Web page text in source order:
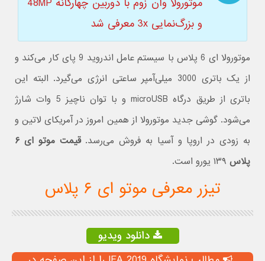
موتورولا وان زوم با دوربین چهارگانه 48MP
و بزرگ‌نمایی 3x معرفی شد
موتورولا ای 6 پلاس با سیستم عامل اندروید 9 پای کار می‌کند و
از یک باتری 3000 میلی‌آمپر ساعتی انرژی می‌گیرد. البته این
باتری از طریق درگاه microUSB و با توان ناچیز 5 وات شارژ
می‌شود. گوشی جدید موتورولا از همین امروز در آمریکای لاتین و
به زودی در اروپا و آسیا به فروش می‌رسد.
قیمت موتو ای ۶
پلاس
تیزر معرفی موتو ای ۶ پلاس
دانلود ویدیو